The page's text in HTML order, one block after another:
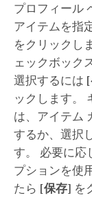
プロフィール
アイテムを指
をクリックし
ェックボック
選択するには
ックします。
は、アイテム
するか、選択
す。 必要に応
プションを使
たら [保存] を